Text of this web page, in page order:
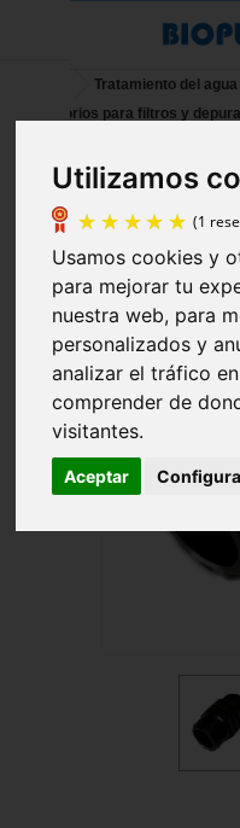
Utilizamos
Usamos cookies y
para mejorar tu
nuestra web, para
personalizados y
analizar el tráfico
comprender de
visitantes.
Aceptar
Tratamiento del
Accesorios para filtros y
Vacaciones: ya
reanudarán los